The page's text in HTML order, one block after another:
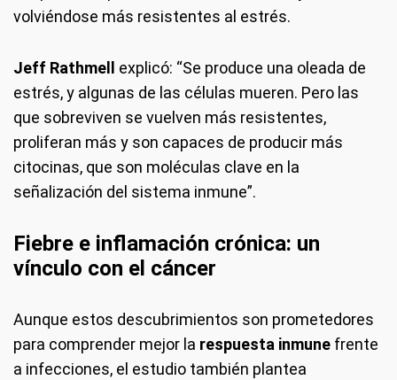
volviéndose más resistentes al estrés.
Jeff Rathmell
explicó: “Se produce una oleada de
estrés, y algunas de las células mueren. Pero las
que sobreviven se vuelven más resistentes,
proliferan más y son capaces de producir más
citocinas, que son moléculas clave en la
señalización del sistema inmune”.
Fiebre e inflamación crónica: un
vínculo con el cáncer
Aunque estos descubrimientos son prometedores
para comprender mejor la respuesta inmune frente
a infecciones, el estudio también plantea